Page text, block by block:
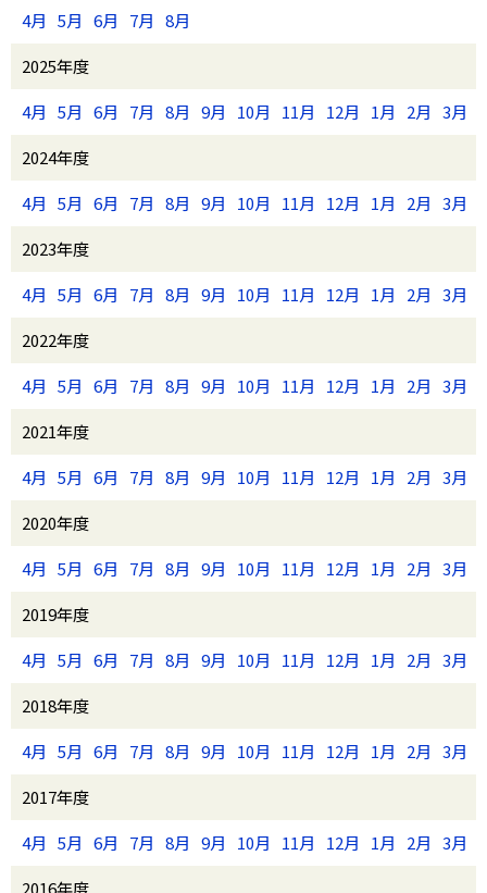
4月 5月 6月 7月 8月
2025年度
4月 5月 6月 7月 8月 9月 10月 11月 12月 1月 2月 3月
2024年度
4月 5月 6月 7月 8月 9月 10月 11月 12月 1月 2月 3月
2023年度
4月 5月 6月 7月 8月 9月 10月 11月 12月 1月 2月 3月
2022年度
4月 5月 6月 7月 8月 9月 10月 11月 12月 1月 2月 3月
2021年度
4月 5月 6月 7月 8月 9月 10月 11月 12月 1月 2月 3月
2020年度
4月 5月 6月 7月 8月 9月 10月 11月 12月 1月 2月 3月
2019年度
4月 5月 6月 7月 8月 9月 10月 11月 12月 1月 2月 3月
2018年度
4月 5月 6月 7月 8月 9月 10月 11月 12月 1月 2月 3月
2017年度
4月 5月 6月 7月 8月 9月 10月 11月 12月 1月 2月 3月
2016年度